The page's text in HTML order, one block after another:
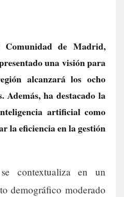
de Madrid,
una visión para
alcanzará los ocho
Además, ha destacado la
artificial como
la eficiencia en la gestión
contextualiza en un
demográfico moderado